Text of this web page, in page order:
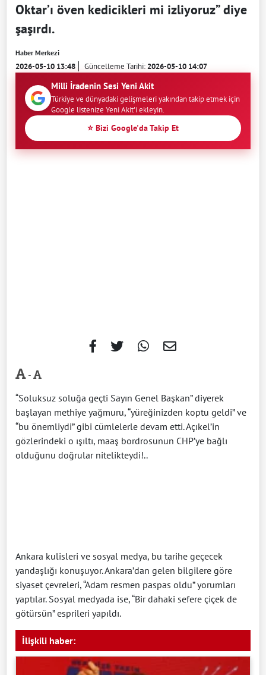
Oktar’ı öven kedicikleri mi izliyoruz” diye
şaşırdı.
Haber Merkezi
2026-05-10 13:48 Güncelleme Tarihi:2026-05-10 14:07
Milli İradenin Sesi Yeni Akit
Türkiye ve dünyadaki gelişmeleri yakından takip etmek için
Google listenize Yeni Akit'i ekleyin.
⭐ Bizi Google'da Takip Et
-
“Soluksuz soluğa geçti Sayın Genel Başkan” diyerek
başlayan methiye yağmuru, “yüreğinizden koptu geldi” ve
“bu önemliydi” gibi cümlelerle devam etti. Açıkel’in
gözlerindeki o ışıltı, maaş bordrosunun CHP’ye bağlı
olduğunu doğrular nitelikteydi!..
Ankara kulisleri ve sosyal medya, bu tarihe geçecek
yandaşlığı konuşuyor. Ankara’dan gelen bilgilere göre
siyaset çevreleri, “Adam resmen paspas oldu” yorumları
yaptılar. Sosyal medyada ise, “Bir dahaki sefere çiçek de
götürsün” esprileri yapıldı.
İlişkili haber: